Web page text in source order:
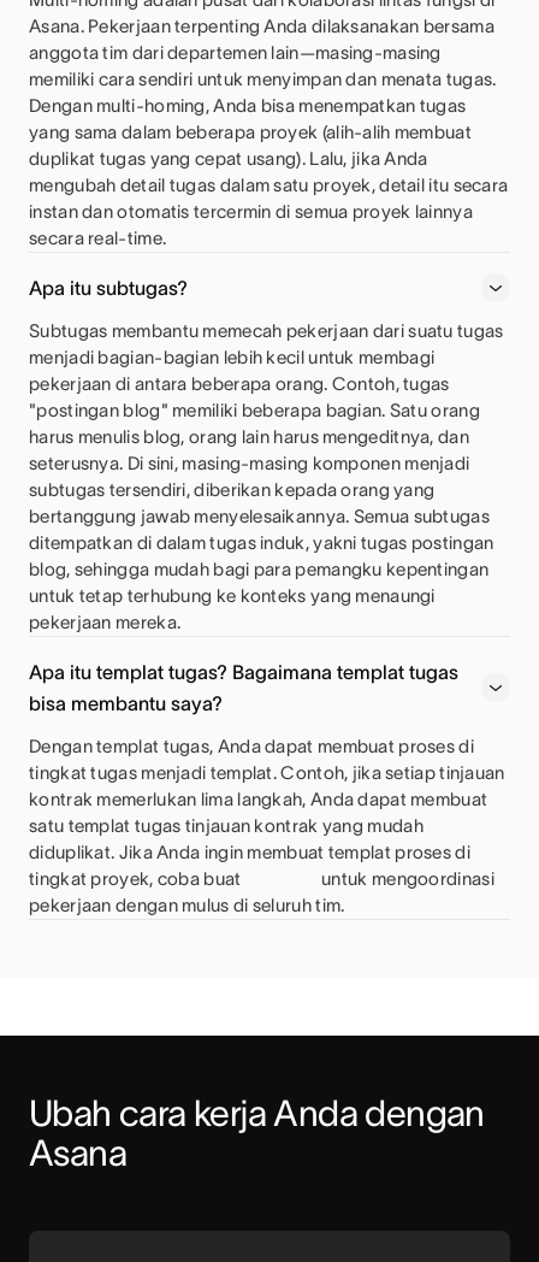
Asana. Pekerjaan terpenting Anda dilaksanakan bersama
anggota tim dari departemen lain—masing-masing
memiliki cara sendiri untuk menyimpan dan menata tugas.
Dengan multi-homing, Anda bisa menempatkan tugas
yang sama dalam beberapa proyek (alih-alih membuat
duplikat tugas yang cepat usang). Lalu, jika Anda
mengubah detail tugas dalam satu proyek, detail itu secara
instan dan otomatis tercermin di semua proyek lainnya
secara real-time.
Apa itu subtugas?
Subtugas membantu memecah pekerjaan dari suatu tugas
menjadi bagian-bagian lebih kecil untuk membagi
pekerjaan di antara beberapa orang. Contoh, tugas
"postingan blog" memiliki beberapa bagian. Satu orang
harus menulis blog, orang lain harus mengeditnya, dan
seterusnya. Di sini, masing-masing komponen menjadi
subtugas tersendiri, diberikan kepada orang yang
bertanggung jawab menyelesaikannya. Semua subtugas
ditempatkan di dalam tugas induk, yakni tugas postingan
blog, sehingga mudah bagi para pemangku kepentingan
untuk tetap terhubung ke konteks yang menaungi
pekerjaan mereka.
Apa itu templat tugas? Bagaimana templat tugas
bisa membantu saya?
Dengan templat tugas, Anda dapat membuat proses di
tingkat tugas menjadi templat. Contoh, jika setiap tinjauan
kontrak memerlukan lima langkah, Anda dapat membuat
satu templat tugas tinjauan kontrak yang mudah
diduplikat. Jika Anda ingin membuat templat proses di
tingkat proyek, coba buat
untuk mengoordinasi
pekerjaan dengan mulus di seluruh tim.
Ubah cara kerja Anda dengan
Asana